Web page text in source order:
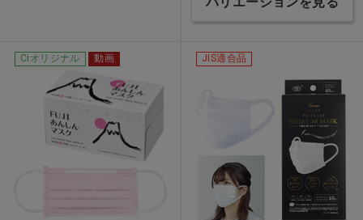
Ciオリジナル 動画 JIS適合品